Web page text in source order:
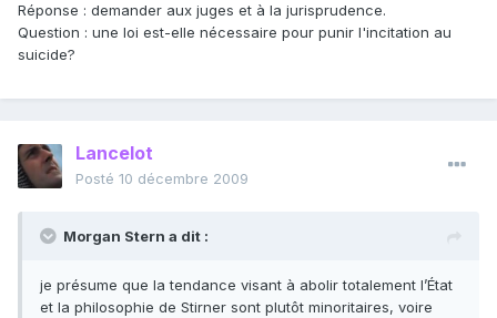
Réponse : demander aux juges et à la jurisprudence.
Question : une loi est-elle nécessaire pour punir l'incitation au
suicide?
Lancelot
Posté 10 décembre 2009
Morgan Stern a dit :
je présume que la tendance visant à abolir totalement l’État
et la philosophie de Stirner sont plutôt minoritaires, voire